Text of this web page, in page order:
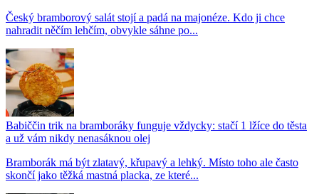
Český bramborový salát stojí a padá na majonéze. Kdo ji chce
nahradit něčím lehčím, obvykle sáhne po...
Babiččin trik na bramboráky funguje vždycky: stačí 1 lžíce do těsta
a už vám nikdy nenasáknou olej
Bramborák má být zlatavý, křupavý a lehký. Místo toho ale často
skončí jako těžká mastná placka, ze které...